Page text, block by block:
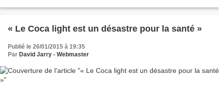
« Le Coca light est un désastre pour la santé »
Publié le 26/01/2015 à 19:35
Par David Jarry - Webmaster